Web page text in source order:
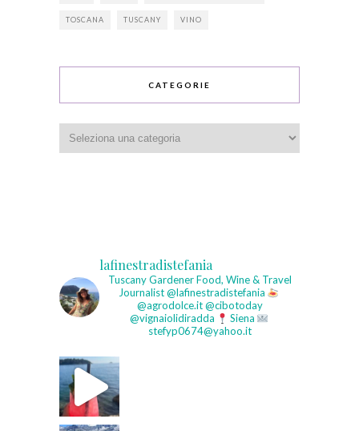
TOSCANA TUSCANY VINO
CATEGORIE
lafinestradistefania
Tuscany GardenerFood, Wine & Travel
Journalist@lafinestradistefania
@agrodolce.it @cibotoday
@vignaiolidiradda
Siena
stefyp0674@yahoo.it